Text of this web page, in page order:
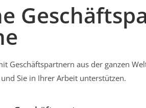
Geschäftspartnern aus der ganzen
Sie in Ihrer Arbeit unterstützen.